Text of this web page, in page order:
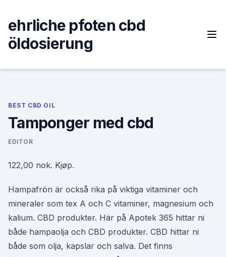
content
ehrliche pfoten cbd
öldosierung
BEST CBD OIL
Tamponger med cbd
EDITOR
122,00 nok. Kjøp.
Hampafrön är också rika på viktiga vitaminer och
mineraler som tex A och C vitaminer, magnesium och
kalium. CBD produkter. Här på Apotek 365 hittar ni
både hampaolja och CBD produkter. CBD hittar ni
både som olja, kapslar och salva. Det finns